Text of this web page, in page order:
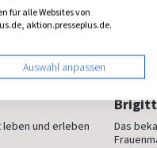
und erleben
Das
für alle Websites von
aktion.presseplus.de.
Auswahl anpassen